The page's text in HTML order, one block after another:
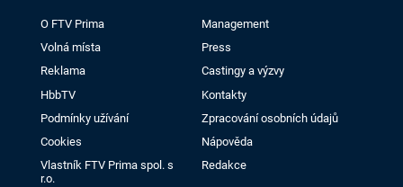
O FTV Prima
Management
Volná místa
Press
Reklama
Castingy a výzvy
HbbTV
Kontakty
Podmínky užívání
Zpracování osobních údajů
Cookies
Nápověda
Vlastník FTV Prima spol. s
r.o.
Redakce